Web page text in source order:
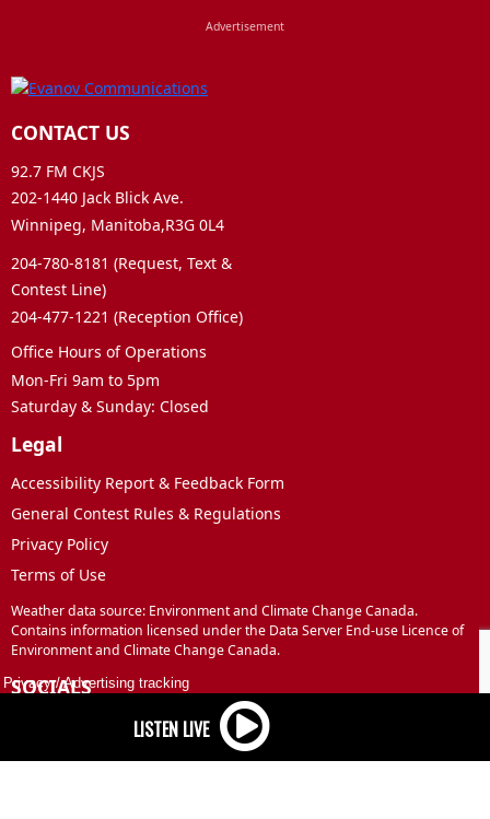
CONTACT US
92.7 FM CKJS
202-1440 Jack Blick Ave.
Winnipeg, Manitoba,R3G 0L4
204-780-8181 (Request, Text &
Contest Line)
204-477-1221 (Reception Office)
Office Hours of Operations
Mon-Fri 9am to 5pm
Saturday & Sunday: Closed
Legal
Accessibility Report & Feedback Form
General Contest Rules & Regulations
Privacy Policy
Terms of Use
Weather data source: Environment and Climate Change Canada.
Contains information licensed under the Data Server End-use Licence of
Environment and Climate Change Canada.
SOCIALS
Privacy /Advertising tracking